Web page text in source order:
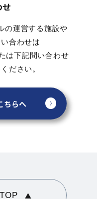
の運営する施設や
合わせは
は下記問い合わせ
ださい。
ちらへ